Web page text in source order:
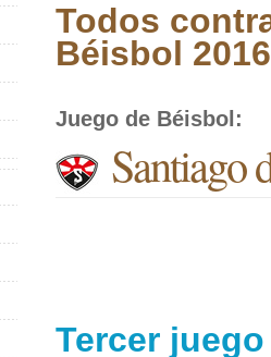
Todos
Béisbol
Juego de Béisbol :
Santiago
Tercer